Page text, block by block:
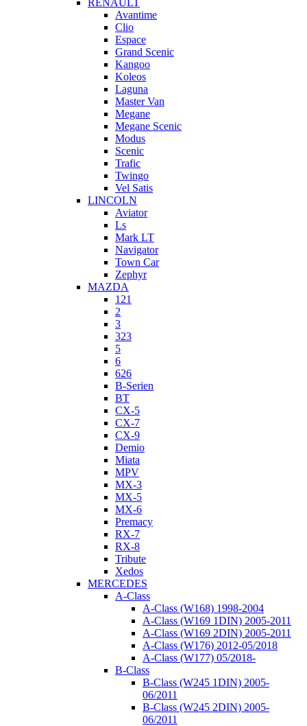
Avantime
Clio
Espace
Grand Scenic
Kangoo
Koleos
Laguna
Master Van
Megane
Megane Scenic
Modus
Scenic
Trafic
Twingo
Vel Satis
LINCOLN
Aviator
Ls
Mark LT
Navigator
Town Car
Zephyr
MAZDA
121
2
3
323
5
6
626
B-Serien
BT
CX-5
CX-7
CX-9
Demio
Miata
MPV
MX-3
MX-5
MX-6
Premacy
RX-7
RX-8
Tribute
Xedos
MERCEDES
A-Class
A-Class (W168) 1998-2004
A-Class (W169 1DIN) 2005-2011
A-Class (W169 2DIN) 2005-2011
A-Class (W176) 2012-05/2018
A-Class (W177) 05/2018-
B-Class
B-Class (W245 1DIN) 2005-
06/2011
B-Class (W245 2DIN) 2005-
06/2011